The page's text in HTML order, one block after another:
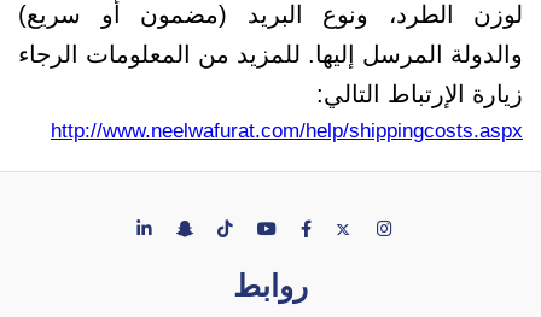
لوزن الطرد، ونوع البريد (مضمون أو سريع)
والدولة المرسل إليها. للمزيد من المعلومات الرجاء
زيارة الإرتباط التالي:
http://www.neelwafurat.com/help/shippingcosts.aspx
روابط